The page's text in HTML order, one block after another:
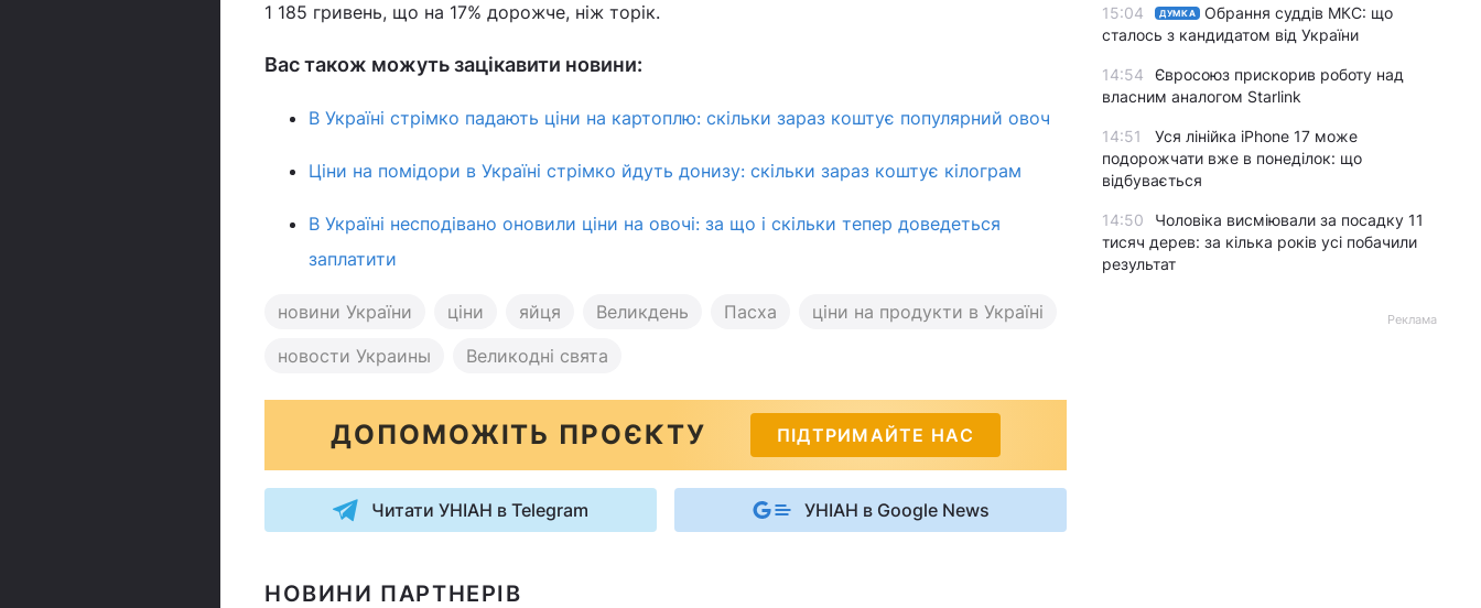
1 185 гривень, що на 17% дорожче, ніж торік.
Вас також можуть зацікавити новини:
В Україні стрімко падають ціни на картоплю: скільки зараз коштує популярний овоч
Ціни на помідори в Україні стрімко йдуть донизу: скільки зараз коштує кілограм
В Україні несподівано оновили ціни на овочі: за що і скільки тепер доведеться
заплатити
новини України ціни яйця Великдень Пасха
ціни на продукти в Україні
новости Украины
Великодні свята
ДОПОМОЖІТЬ ПРОЄКТУ ПІДТРИМАЙТЕ НАС
Читати УНІАН в Telegram УНІАН в Google News
НОВИНИ ПАРТНЕРІВ
15:04 ДУМКА
Обрання суддів МКС: що
сталось з кандидатом від України
14:54
Євросоюз прискорив роботу над
власним аналогом Starlink
14:51
Уся лінійка iPhone 17 може
подорожчати вже в понеділок: що
відбувається
14:50
Чоловіка висміювали за посадку 11
тисяч дерев: за кілька років усі побачили
результат
Реклама